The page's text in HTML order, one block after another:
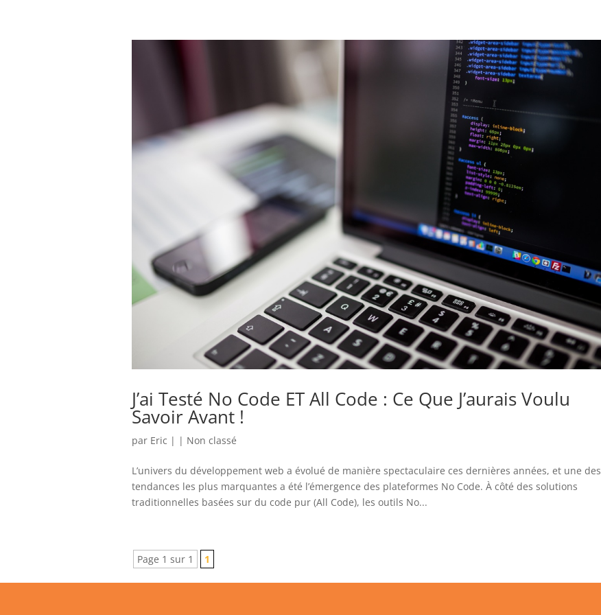
J’ai Testé No Code ET All Code : Ce Que J’aurais Voulu
Savoir Avant !
par Eric | | Non classé
L’univers du développement web a évolué de manière spectaculaire ces dernières années, et une des
tendances les plus marquantes a été l’émergence des plateformes No Code. À côté des solutions
traditionnelles basées sur du code pur (All Code), les outils No...
Page 1 sur 1 1